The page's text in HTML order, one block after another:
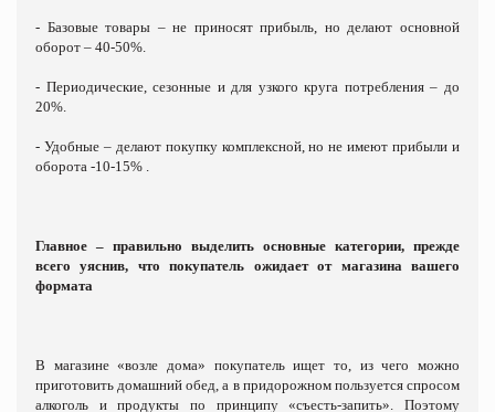
- Базовые товары – не приносят прибыль, но делают основной
оборот – 40-50%.
- Периодические, сезонные и для узкого круга потребления – до
20%.
- Удобные – делают покупку комплексной, но не имеют прибыли и
оборота -10-15% .
Главное – правильно выделить основные категории, прежде
всего уяснив, что покупатель ожидает от магазина вашего
формата
В магазине «возле дома» покупатель ищет то, из чего можно
приготовить домашний обед, а в придорожном пользуется спросом
алкоголь и продукты по принципу «съесть-запить». Поэтому